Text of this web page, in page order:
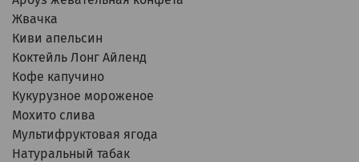
Жвачка
Киви апельсин
Коктейль Лонг Айленд
Кофе капучино
Кукурузное мороженое
Мохито слива
Мультифруктовая ягода
Натуральный табак